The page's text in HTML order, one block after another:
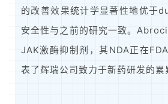
的改善效果统计学显著性地优于
安全性与之前的研究一致。
JAK激酶抑制剂，其NDA正在
表了辉瑞公司致力于新药研发的累